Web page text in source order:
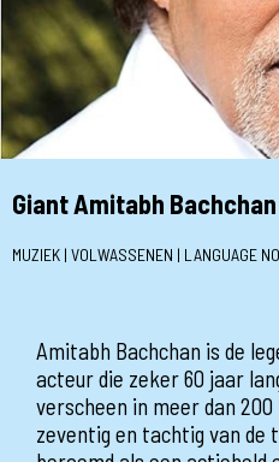
Giant Amitabh Bachchan
MUZIEK | VOLWASSENEN | LANGUAGE
Amitabh Bachchan is de
acteur die zeker 60 jaar
verscheen in meer dan
zeventig en tachtig van de